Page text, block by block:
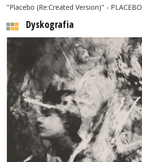
"Placebo (Re:Created Version)" - PLACEBO
Dyskografia